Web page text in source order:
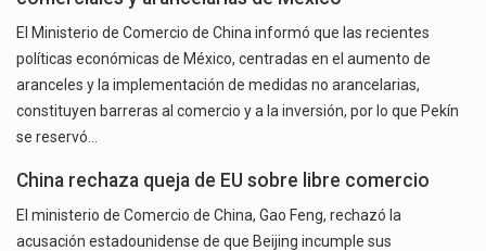
El Ministerio de Comercio de China informó que las recientes
políticas económicas de México, centradas en el aumento de
aranceles y la implementación de medidas no arancelarias,
constituyen barreras al comercio y a la inversión, por lo que Pekín
se reservó…
China rechaza queja de EU sobre libre comercio
El ministerio de Comercio de China, Gao Feng, rechazó la
acusación estadounidense de que Beijing incumple sus